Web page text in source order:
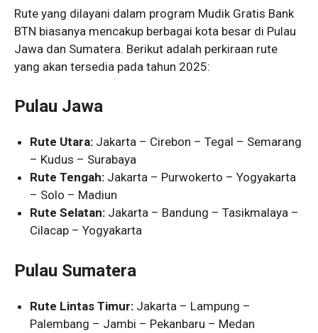
Rute yang dilayani dalam program Mudik Gratis Bank
BTN biasanya mencakup berbagai kota besar di Pulau
Jawa dan Sumatera. Berikut adalah perkiraan rute
yang akan tersedia pada tahun 2025:
Pulau Jawa
Rute Utara: Jakarta – Cirebon – Tegal – Semarang
– Kudus – Surabaya
Rute Tengah: Jakarta – Purwokerto – Yogyakarta
– Solo – Madiun
Rute Selatan: Jakarta – Bandung – Tasikmalaya –
Cilacap – Yogyakarta
Pulau Sumatera
Rute Lintas Timur: Jakarta – Lampung –
Palembang – Jambi – Pekanbaru – Medan